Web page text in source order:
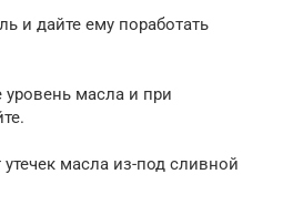
и дайте ему поработать
уровень масла и при
утечек масла из-под сливной